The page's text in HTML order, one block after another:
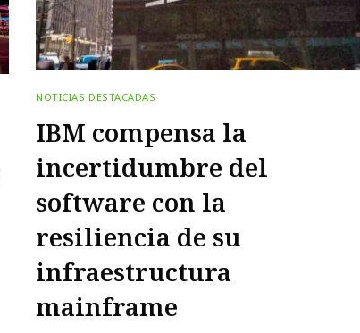
NOTICIAS DESTACADAS
IBM compensa la
incertidumbre del
software con la
resiliencia de su
infraestructura
mainframe